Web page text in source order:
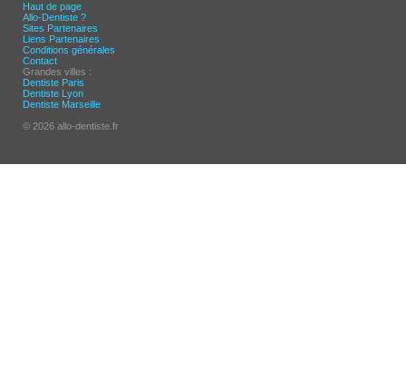
Haut de page
Allo-Dentiste ?
Sites Partenaires
Liens Partenaires
Conditions générales
Contact
Grandes villes :
Dentiste Paris
Dentiste Lyon
Dentiste Marseille
© 2026 allo-dentiste.fr